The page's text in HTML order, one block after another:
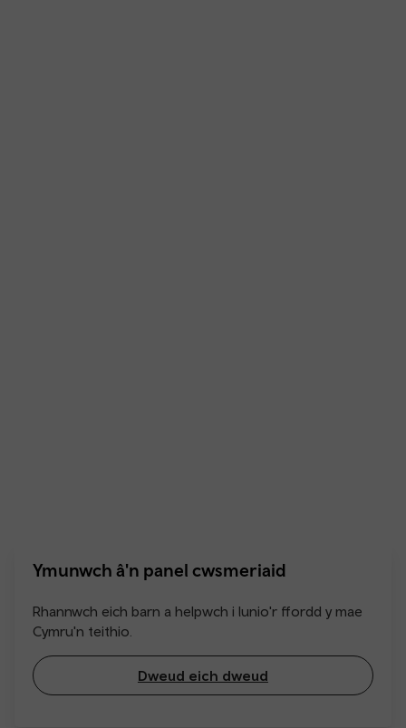
Ymunwch â'n panel cwsmeriaid
Rhannwch eich barn a helpwch i lunio'r ffordd y mae
Cymru'n teithio.
Dweud eich dweud